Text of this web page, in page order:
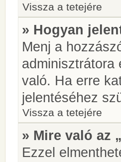
Vissza a tetejére
» Hogyan
Menj a
adminisztrátora
való. Ha erre
jelentéséhez
Vissza a tetejére
» Mire való az
Ezzel